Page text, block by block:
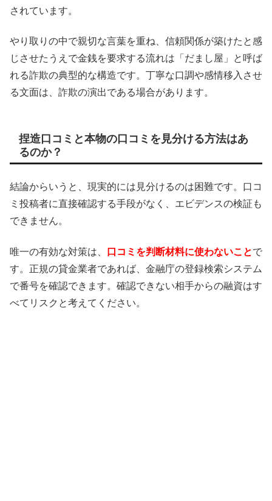
されています。
やり取りの中で親切な言葉を重ね、信頼関係が築けたと感
じさせたうえで金銭を要求する流れは「だまし屋」と呼ば
れる詐欺の典型的な構造です。丁寧な口調や感情移入させ
る文面は、詐欺の演出である場合があります。
捏造口コミと本物の口コミを見分ける方法はあ
るのか？
結論からいうと、現実的には見分けるのは困難です。口コ
ミ投稿者に直接確認する手段がなく、エビデンスの検証も
できません。
唯一の有効な対策は、 口コミを判断材料に使わないことで
す。正規の貸金業者であれば、金融庁の登録検索システム
で番号を確認できます。確認できない相手からの融資はす
べてリスクと考えてください。